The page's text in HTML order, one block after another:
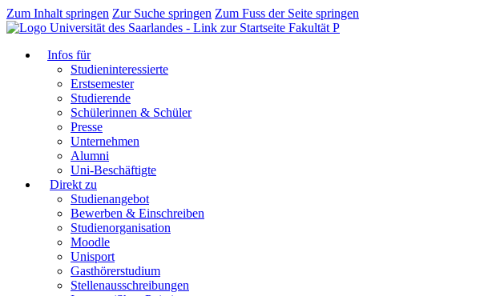
Zum Inhalt springen Zur Suche springen Zum Fuss der Seite springen
Fakultät P
Infos für
Studieninteressierte
Erstsemester
Studierende
Schülerinnen & Schüler
Presse
Unternehmen
Alumni
Uni-Beschäftigte
Direkt zu
Studienangebot
Bewerben & Einschreiben
Studienorganisation
Moodle
Unisport
Gasthörerstudium
Stellenausschreibungen